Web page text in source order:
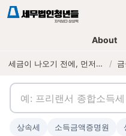
About
세금이 나오기 전에, 먼저 연락하는 세무법인 /
상속세 소득금액증명원